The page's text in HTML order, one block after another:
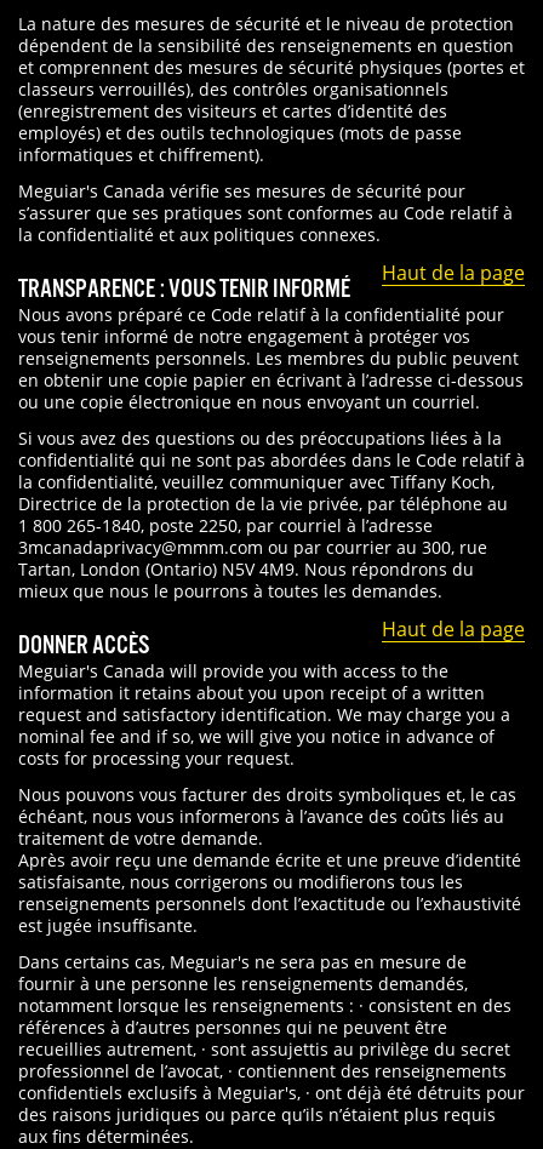
La nature des mesures de sécurité et le niveau de protection
dépendent de la sensibilité des renseignements en question
et comprennent des mesures de sécurité physiques (portes et
classeurs verrouillés), des contrôles organisationnels
(enregistrement des visiteurs et cartes d’identité des
employés) et des outils technologiques (mots de passe
informatiques et chiffrement).
Meguiar's Canada vérifie ses mesures de sécurité pour
s’assurer que ses pratiques sont conformes au Code relatif à
la confidentialité et aux politiques connexes.
Haut de la page
TRANSPARENCE : VOUS TENIR INFORMÉ
Nous avons préparé ce Code relatif à la confidentialité pour
vous tenir informé de notre engagement à protéger vos
renseignements personnels. Les membres du public peuvent
en obtenir une copie papier en écrivant à l’adresse ci-dessous
ou une copie électronique en nous envoyant un courriel.
Si vous avez des questions ou des préoccupations liées à la
confidentialité qui ne sont pas abordées dans le Code relatif à
la confidentialité, veuillez communiquer avec Tiffany Koch,
Directrice de la protection de la vie privée, par téléphone au
1 800 265-1840, poste 2250, par courriel à l’adresse
3mcanadaprivacy@mmm.com ou par courrier au 300, rue
Tartan, London (Ontario) N5V 4M9. Nous répondrons du
mieux que nous le pourrons à toutes les demandes.
Haut de la page
DONNER ACCÈS
Meguiar's Canada will provide you with access to the
information it retains about you upon receipt of a written
request and satisfactory identification. We may charge you a
nominal fee and if so, we will give you notice in advance of
costs for processing your request.
Nous pouvons vous facturer des droits symboliques et, le cas
échéant, nous vous informerons à l’avance des coûts liés au
traitement de votre demande.
Après avoir reçu une demande écrite et une preuve d’identité
satisfaisante, nous corrigerons ou modifierons tous les
renseignements personnels dont l’exactitude ou l’exhaustivité
est jugée insuffisante.
Dans certains cas, Meguiar's ne sera pas en mesure de
fournir à une personne les renseignements demandés,
notamment lorsque les renseignements : · consistent en des
références à d’autres personnes qui ne peuvent être
recueillies autrement, · sont assujettis au privilège du secret
professionnel de l’avocat, · contiennent des renseignements
confidentiels exclusifs à Meguiar's, · ont déjà été détruits pour
des raisons juridiques ou parce qu’ils n’étaient plus requis
aux fins déterminées.